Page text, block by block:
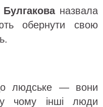
назвала
обернути свою
людське — вони
у чому інші люди